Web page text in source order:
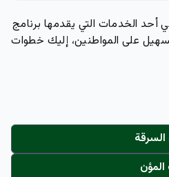
الخدمات التي يقدمها برنامج
على المواطنين، إليك خطوات